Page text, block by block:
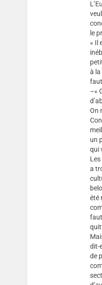
le
« Il
à la
–«
On
un
qui
a
été
faut
dit-
de